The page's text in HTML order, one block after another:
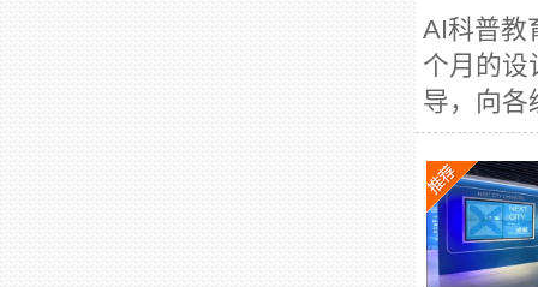
AI科普教
个月的设
导，向各